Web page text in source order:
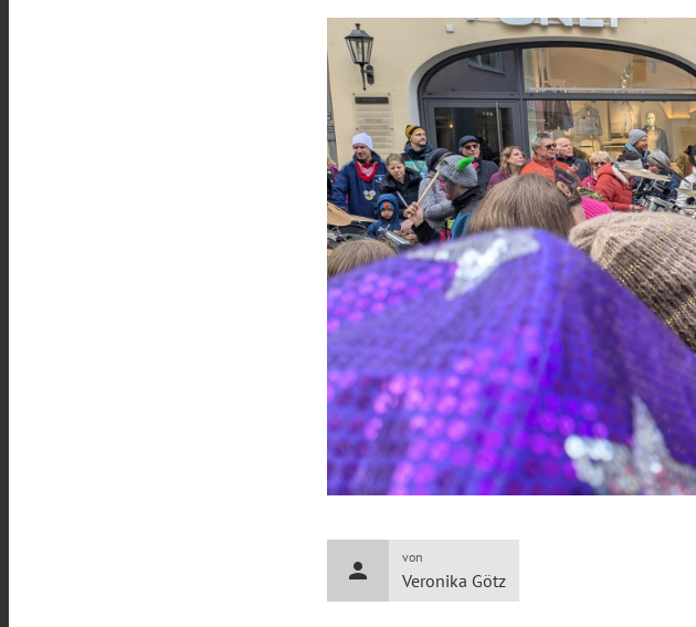
person
von
Veronika Götz